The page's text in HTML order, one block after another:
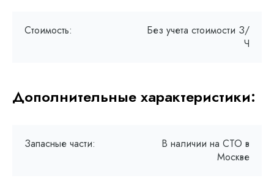
Стоимость:
Без учета стоимости З/
Ч
Дополнительные характеристики:
Запасные части:
В наличии на СТО в
Москве